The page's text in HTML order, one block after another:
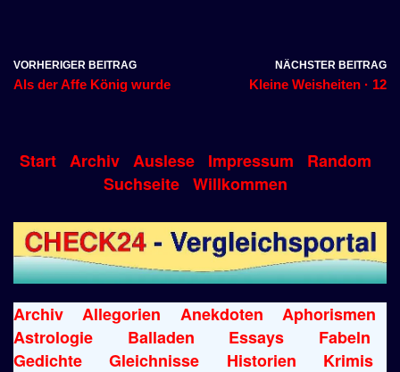
VORHERIGER BEITRAG
Als der Affe König wurde
NÄCHSTER BEITRAG
Kleine Weisheiten · 12
Start Archiv Auslese Impressum
Random
Suchseite Willkommen
Archiv Allegorien Anekdoten
Aphorismen
Astrologie
Balladen Essays
Fabeln
Gedichte
Gleichnisse Historien
Krimis